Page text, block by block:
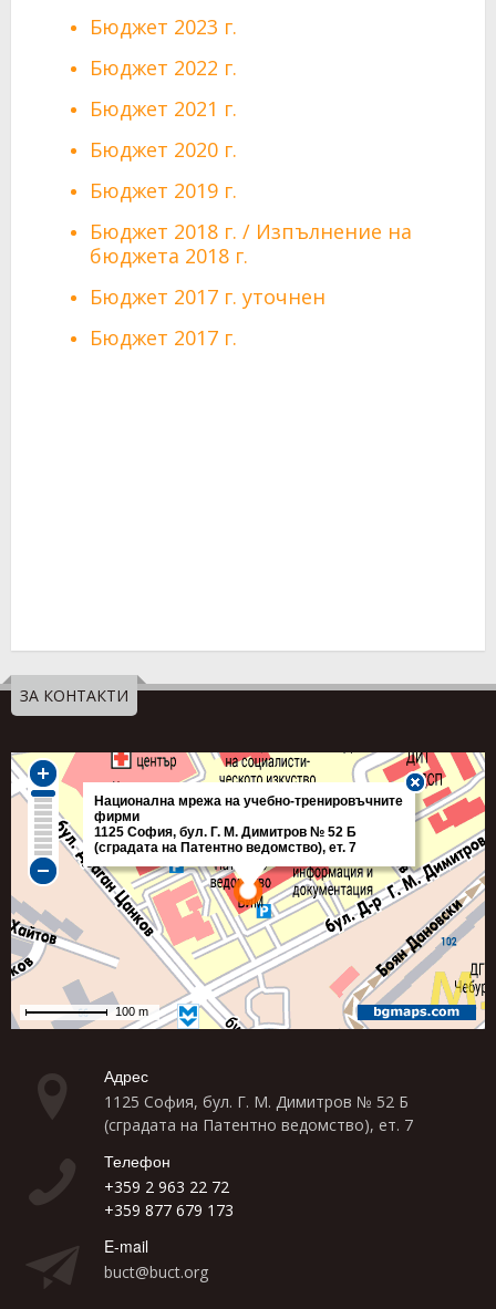
Бюджет 2023 г.
Бюджет 2022 г.
Бюджет 2021 г.
Бюджет 2020 г.
Бюджет 2019 г.
Бюджет 2018 г. / Изпълнение на
бюджета 2018 г.
Бюджет 2017 г. уточнен
Бюджет 2017 г.
ЗА КОНТАКТИ
Адрес
1125 София, бул. Г. М. Димитров № 52 Б
(сградата на Патентно ведомство), ет. 7
Телефон
+359 2 963 22 72
+359 877 679 173
E-mail
buct@buct.org